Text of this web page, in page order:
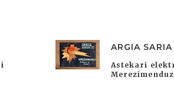
ARGIA
Astekari